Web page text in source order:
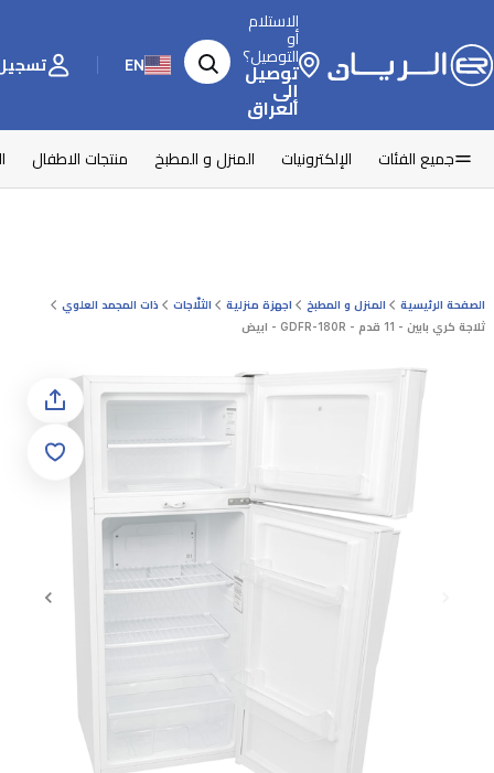
الاستلام
أو
التوصيل؟
توصيل
إلى
العراق
EN تسجيل
جميع الفئات الإلكترونيات المنزل و المطبخ منتجات الاطفال
الصفحة الرئيسية المنزل و المطبخ اجهزة منزلية الثلّاجات
ذات المجمد العلوي
ثلاجة كري بابين - 11 قدم - GDFR-180R - ابيض